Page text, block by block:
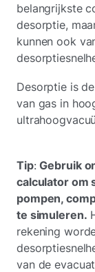
belangrijkste
desorptie,
kunnen ook
Desorptie is
van gas in
Tip:Gebruik
calculator om
pompen,
te simuleren.
rekening
van de